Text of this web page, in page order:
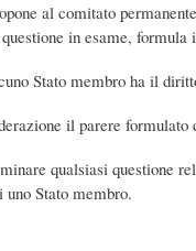
al comitato
in esame,
Stato membro ha il
il parere
qualsiasi questione
Stato membro.